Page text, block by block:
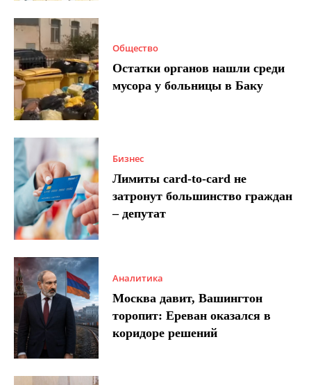
Общество
Остатки органов нашли среди
мусора у больницы в Баку
Бизнес
Лимиты card-to-card не
затронут большинство граждан
– депутат
Аналитика
Москва давит, Вашингтон
торопит: Ереван оказался в
коридоре решений